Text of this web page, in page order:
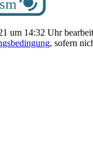
um 14:32 Uhr
, sofern